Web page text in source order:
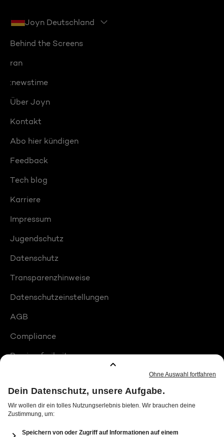
Joyn Deutschland
Behind the Screens
ran
:newstime
Über Joyn
Kontakt
Abo hier kündigen
Feedback
Tech blog
Karriere
Impressum
Jugendschutz
Datenschutz
Transparenzhinweise
Datenschutzeinstellungen
AGB
Compliance
Barrierefreiheit